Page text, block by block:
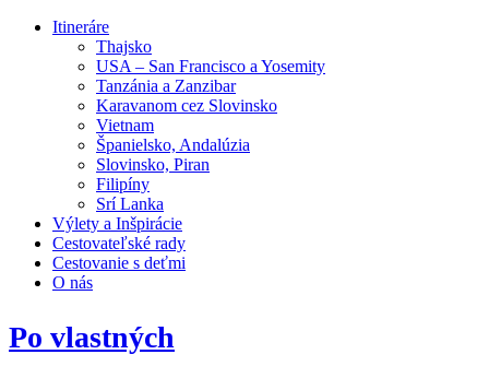
Itineráre
Thajsko
USA – San Francisco a Yosemity
Tanzánia a Zanzibar
Karavanom cez Slovinsko
Vietnam
Španielsko, Andalúzia
Slovinsko, Piran
Filipíny
Srí Lanka
Výlety a Inšpirácie
Cestovateľské rady
Cestovanie s deťmi
O nás
Po vlastných